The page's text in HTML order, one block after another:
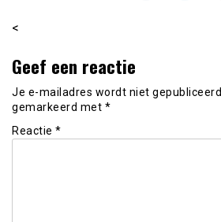
<
Geef een reactie
Je e-mailadres wordt niet gepubliceerd.
gemarkeerd met *
Reactie *